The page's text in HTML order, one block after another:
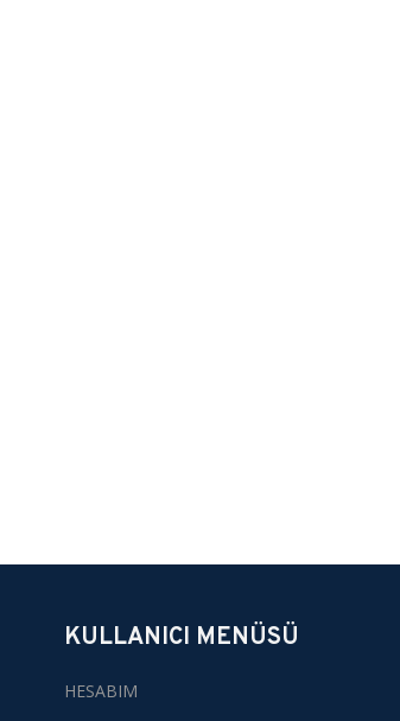
KULLANICI MENÜSÜ
HESABIM